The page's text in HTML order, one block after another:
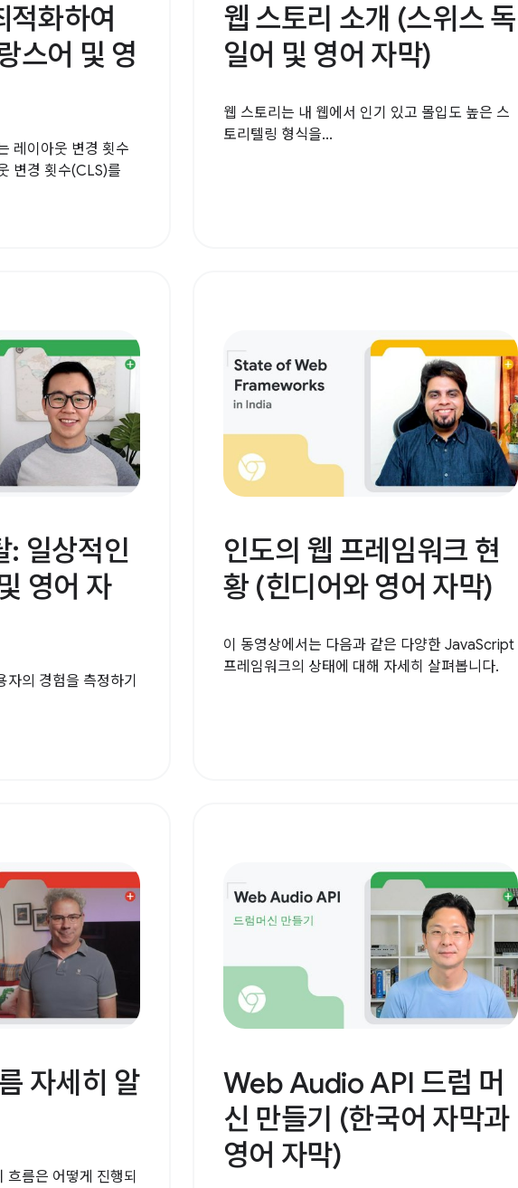
적화하여
스어 및 영
레이아웃 변경 횟수
변경 횟수(CLS)를
웹 스토리 소개 (스위스 독
일어 및 영어 자막)
웹 스토리는 내 웹에서 인기 있고 몰입도 높은 스
토리텔링 형식을...
: 일상적인
영어 자
의 경험을 측정하기
인도의 웹 프레임워크 현
황 (힌디어와 영어 자막)
이 동영상에서는 다음과 같은 다양한 JavaScript
프레임워크의 상태에 대해 자세히 살펴봅니다.
자세히 알
흐름은 어떻게 진행되
Web Audio API 드럼 머
신 만들기 (한국어 자막과
영어 자막)